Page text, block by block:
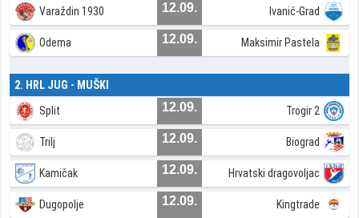
Varaždin 1930 12.09. Ivanić-Grad
Odema 12.09. Maksimir Pastela
2. HRL JUG - MUŠKI
Split 12.09. Trogir 2
Trilj 12.09. Biograd
Kamičak 12.09. Hrvatski dragovoljac
Dugopolje 12.09. Kingtrade